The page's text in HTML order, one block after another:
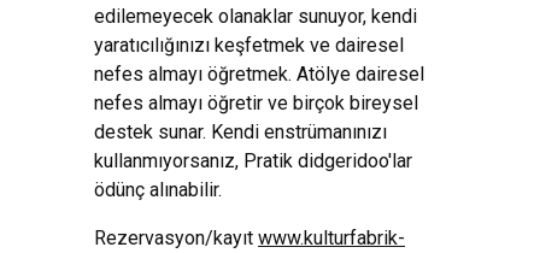
edilemeyecek olanaklar sunuyor, kendi
yaratıcılığınızı keşfetmek ve dairesel
nefes almayı öğretmek. Atölye dairesel
nefes almayı öğretir ve birçok bireysel
destek sunar. Kendi enstrümanınızı
kullanmıyorsanız, Pratik didgeridoo'lar
ödünç alınabilir.
Rezervasyon/kayıt www.kulturfabrik-